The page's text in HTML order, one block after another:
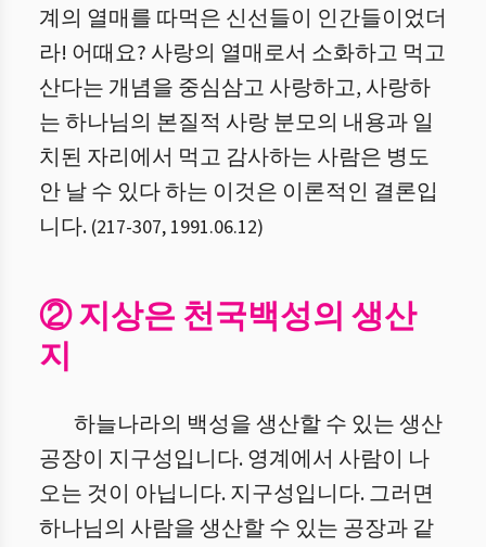
계의 열매를 따먹은 신선들이 인간들이었더
라! 어때요? 사랑의 열매로서 소화하고 먹고
산다는 개념을 중심삼고 사랑하고, 사랑하
는 하나님의 본질적 사랑 분모의 내용과 일
치된 자리에서 먹고 감사하는 사람은 병도
안 날 수 있다 하는 이것은 이론적인 결론입
니다. (217-307, 1991.06.12)
② 지상은 천국백성의 생산
지
하늘나라의 백성을 생산할 수 있는 생산
공장이 지구성입니다. 영계에서 사람이 나
오는 것이 아닙니다. 지구성입니다. 그러면
하나님의 사람을 생산할 수 있는 공장과 같